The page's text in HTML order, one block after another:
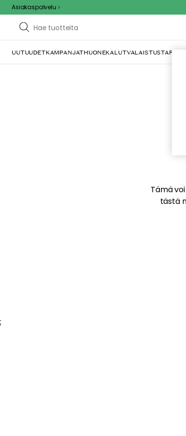
Asiakaspalvelu
UUTUUDETKAMPANJATHUONEKALUTVALAISTUS
Tämä
tästä
;